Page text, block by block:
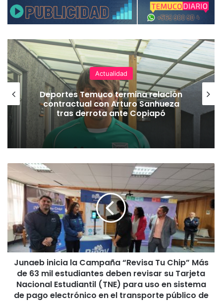
Actualidad
Deportes Temuco termina relación
contractual con Arturo Sanhueza
tras derrota ante Copiapó
u
a
i
n
i
Junaeb inicia la Campaña “Revisa Tu Chip” Más
de 63 mil estudiantes deben revisar su Tarjeta
Nacional Estudiantil (TNE) para uso en sistema
de pago electrónico en el transporte público de